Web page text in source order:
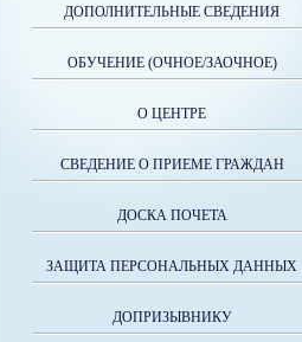
ДОПОЛНИТЕЛЬНЫЕ СВЕДЕНИЯ
ОБУЧЕНИЕ (ОЧНОЕ/ЗАОЧНОЕ)
О ЦЕНТРЕ
СВЕДЕНИЕ О ПРИЕМЕ ГРАЖДАН
ДОСКА ПОЧЕТА
ЗАЩИТА ПЕРСОНАЛЬНЫХ ДАННЫХ
ДОПРИЗЫВНИКУ